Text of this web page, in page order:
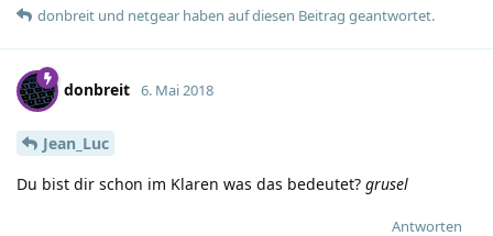
donbreit und netgear haben auf diesen Beitrag geantwortet.
donbreit 6. Mai 2018
Jean_Luc
Du bist dir schon im Klaren was das bedeutet? grusel
Antworten